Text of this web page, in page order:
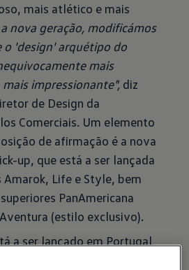
mais atlético e mais
a nova geração, modificámos
'design' arquétipo do
mais
impressionante", diz
de Design da
Comerciais. Um elemento
de afirmação é a nova
up, que está a ser lançada
Amarok, Life e Style, bem
PanAmericana
(estilo exclusivo).
a ser lançado em Portugal